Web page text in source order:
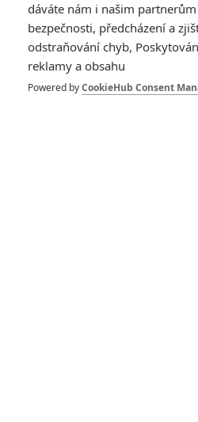
dáváte nám i našim
bezpečnosti, předcházení a
odstraňování chyb,
reklamy a obsahu
Powered byCookieHub Consent